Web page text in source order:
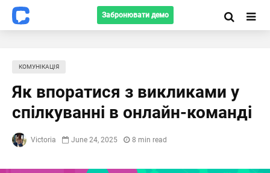
Забронювати демо
КОМУНІКАЦІЯ
Як впоратися з викликами у
спілкуванні в онлайн-команді
Victoria June 24, 2025 8 min read